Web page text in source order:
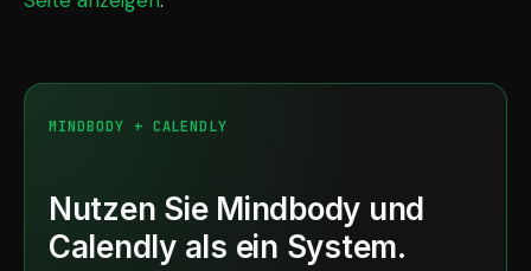
MINDBODY + CALENDLY
Nutzen Sie Mindbody und
Calendly als ein System.